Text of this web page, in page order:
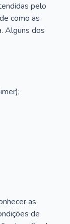
pelo
como as
Alguns dos
as
de